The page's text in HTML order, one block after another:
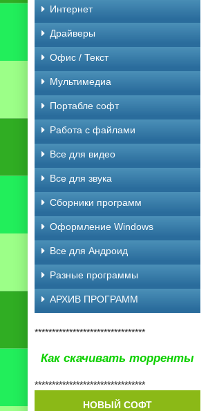
Интернет
Драйверы
Офис / Текст
Мультимедиа
Портабле софт
Работа с файлами
Все для видео
Все для звука
Сборники программ
Оформление Windows
Все для Андроид
Разные программы
АРХИВ ПРОГРАММ
********************************
Как скачивать торренты
********************************
НОВЫЙ СОФТ